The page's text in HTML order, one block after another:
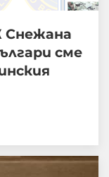
Снежана
сме